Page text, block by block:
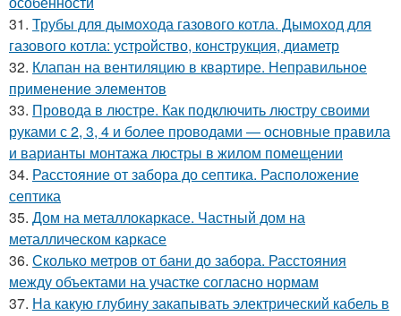
31. Трубы для дымохода газового котла. Дымоход для
газового котла: устройство, конструкция, диаметр
32. Клапан на вентиляцию в квартире. Неправильное
применение элементов
33. Провода в люстре. Как подключить люстру своими
руками с 2, 3, 4 и более проводами — основные правила
и варианты монтажа люстры в жилом помещении
34. Расстояние от забора до септика. Расположение
септика
35. Дом на металлокаркасе. Частный дом на
металлическом каркасе
36. Сколько метров от бани до забора. Расстояния
между объектами на участке согласно нормам
37. На какую глубину закапывать электрический кабель в